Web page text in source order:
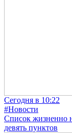
Сегодня в 10:22
#Новости
Список жизненно
девять пунктов